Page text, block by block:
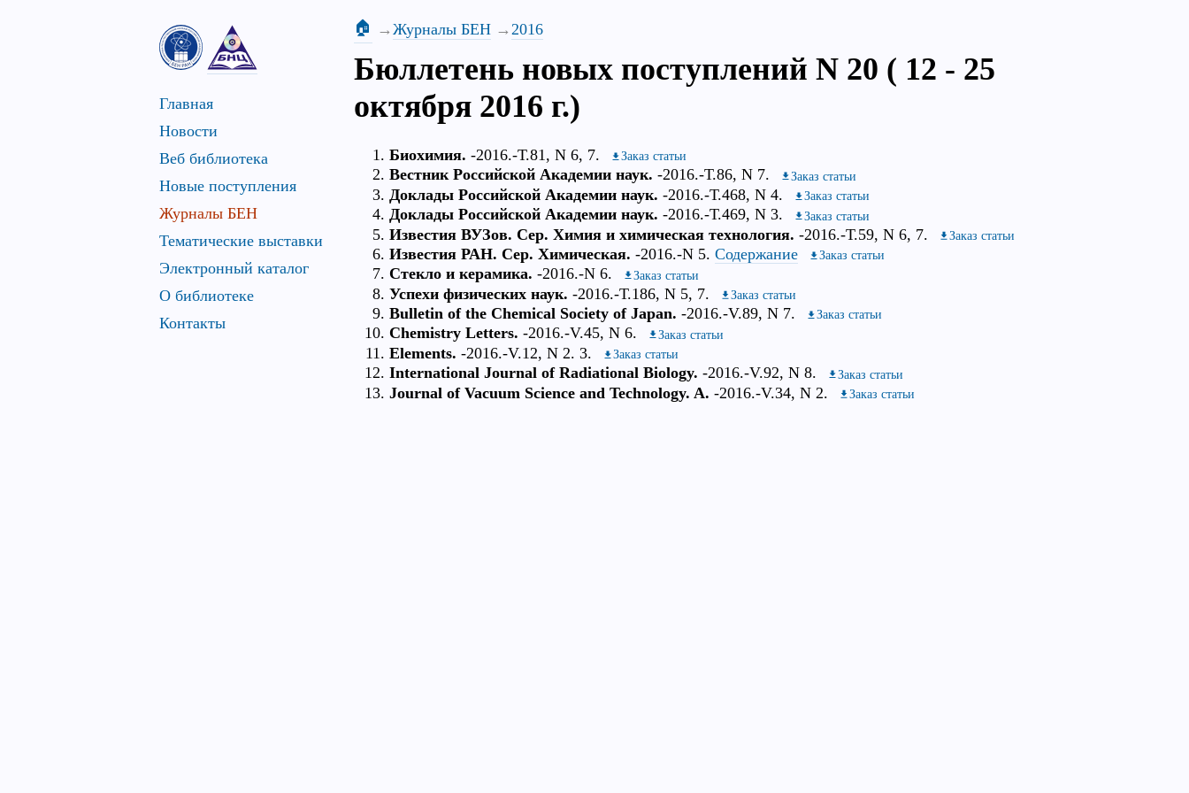
Главная
Новости
Веб библиотека
Новые поступления
Журналы БЕН
Тематические выставки
Электронный каталог
О библиотеке
Контакты
🏠 Журналы БЕН 2016
Бюллетень новых поступлений N 20 ( 12 - 25
октября 2016 г.)
Биохимия. -2016.-Т.81, N 6, 7. Заказ статьи
Вестник Российской Академии наук. -2016.-Т.86, N 7. Заказ статьи
Доклады Российской Академии наук. -2016.-Т.468, N 4. Заказ статьи
Доклады Российской Академии наук. -2016.-Т.469, N 3. Заказ статьи
Известия ВУЗов. Сер. Химия и химическая технология. -2016.-Т.59, N 6, 7. Заказ статьи
Известия РАН. Сер. Химическая. -2016.-N 5. Содержание Заказ статьи
Стекло и керамика. -2016.-N 6. Заказ статьи
Успехи физических наук. -2016.-Т.186, N 5, 7. Заказ статьи
Bulletin of the Chemical Society of Japan. -2016.-V.89, N 7. Заказ статьи
Chemistry Letters. -2016.-V.45, N 6. Заказ статьи
Elements. -2016.-V.12, N 2. 3. Заказ статьи
International Journal of Radiational Biology. -2016.-V.92, N 8. Заказ статьи
Journal of Vacuum Science and Technology. A. -2016.-V.34, N 2. Заказ статьи